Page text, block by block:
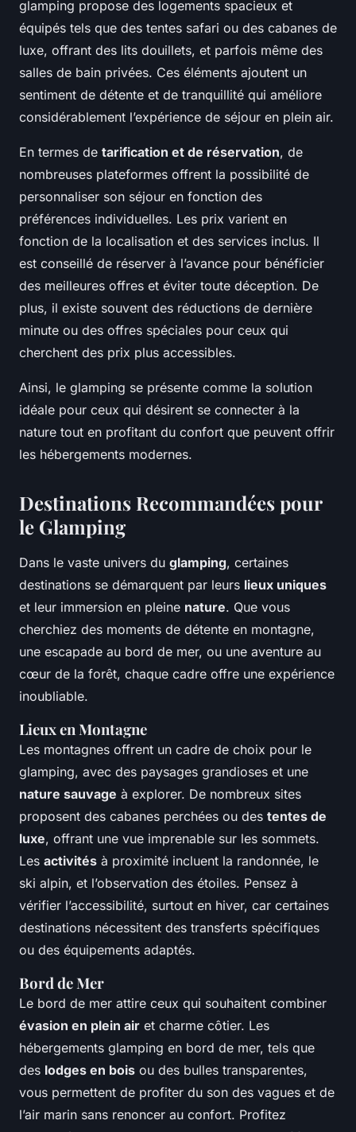
glamping propose des logements spacieux et
équipés tels que des tentes safari ou des cabanes de
luxe, offrant des lits douillets, et parfois même des
salles de bain privées. Ces éléments ajoutent un
sentiment de détente et de tranquillité qui améliore
considérablement l’expérience de séjour en plein air.
En termes de tarification et de réservation, de
nombreuses plateformes offrent la possibilité de
personnaliser son séjour en fonction des
préférences individuelles. Les prix varient en
fonction de la localisation et des services inclus. Il
est conseillé de réserver à l’avance pour bénéficier
des meilleures offres et éviter toute déception. De
plus, il existe souvent des réductions de dernière
minute ou des offres spéciales pour ceux qui
cherchent des prix plus accessibles.
Ainsi, le glamping se présente comme la solution
idéale pour ceux qui désirent se connecter à la
nature tout en profitant du confort que peuvent offrir
les hébergements modernes.
Destinations Recommandées pour
le Glamping
Dans le vaste univers du glamping, certaines
destinations se démarquent par leurs lieux uniques
et leur immersion en pleine nature. Que vous
cherchiez des moments de détente en montagne,
une escapade au bord de mer, ou une aventure au
cœur de la forêt, chaque cadre offre une expérience
inoubliable.
Lieux en Montagne
Les montagnes offrent un cadre de choix pour le
glamping, avec des paysages grandioses et une
nature sauvage à explorer. De nombreux sites
proposent des cabanes perchées ou des tentes de
luxe, offrant une vue imprenable sur les sommets.
Les activités à proximité incluent la randonnée, le
ski alpin, et l’observation des étoiles. Pensez à
vérifier l’accessibilité, surtout en hiver, car certaines
destinations nécessitent des transferts spécifiques
ou des équipements adaptés.
Bord de Mer
Le bord de mer attire ceux qui souhaitent combiner
évasion en plein air et charme côtier. Les
hébergements glamping en bord de mer, tels que
des lodges en bois ou des bulles transparentes,
vous permettent de profiter du son des vagues et de
l’air marin sans renoncer au confort. Profitez